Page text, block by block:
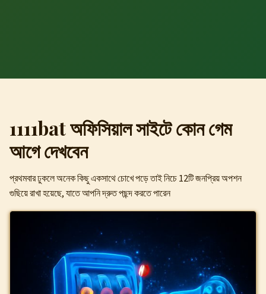
1111bat অফিসিয়াল সাইটে কোন গেম
আগে দেখবেন
প্রথমবার ঢুকলে অনেক কিছু একসাথে চোখে পড়ে তাই নিচে 12টি জনপ্রিয় অপশন
গুছিয়ে রাখা হয়েছে, যাতে আপনি দ্রুত পছন্দ করতে পারেন